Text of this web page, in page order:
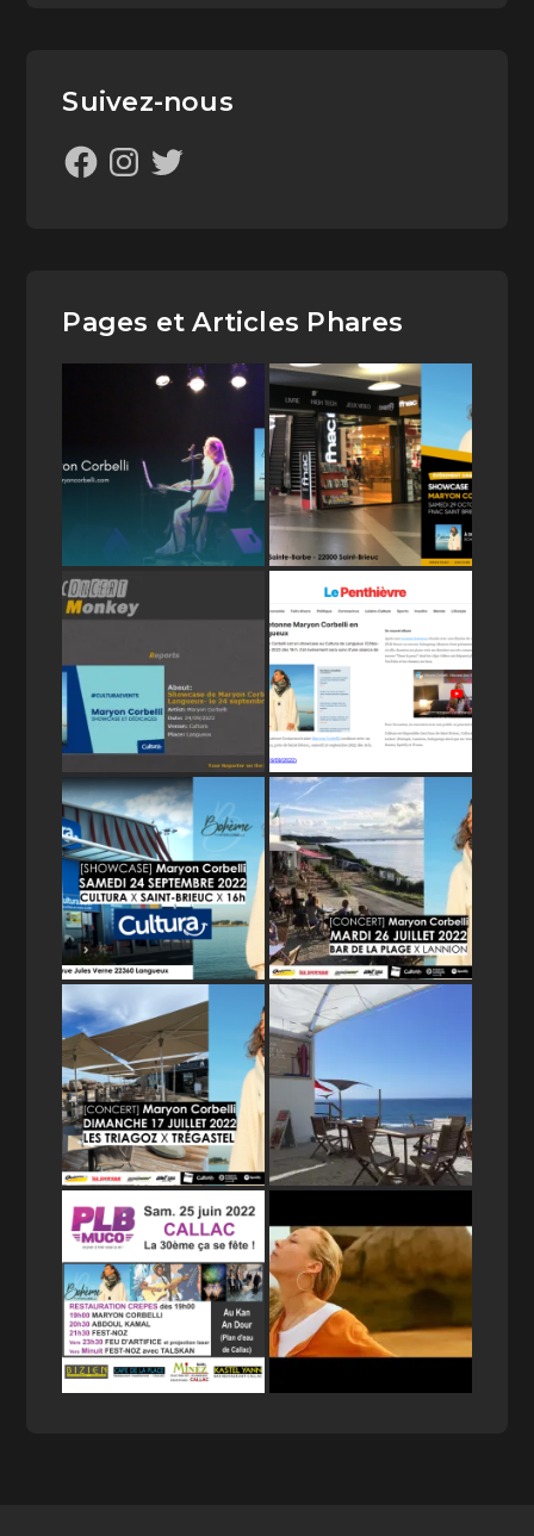
Suivez-nous
Pages et Articles Phares